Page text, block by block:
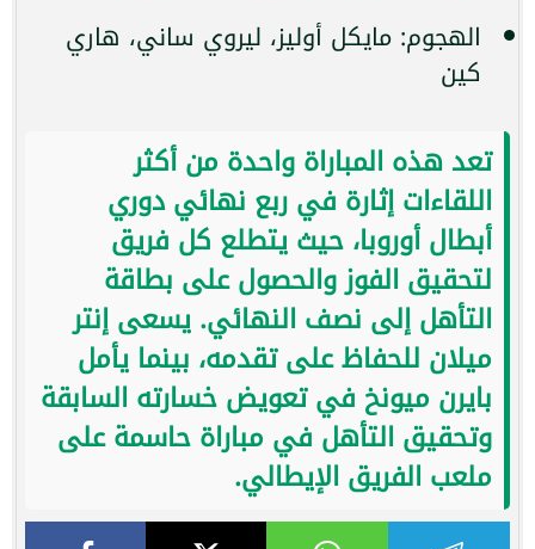
الهجوم: مايكل أوليز، ليروي ساني، هاري
كين
تعد هذه المباراة واحدة من أكثر
اللقاءات إثارة في ربع نهائي دوري
أبطال أوروبا، حيث يتطلع كل فريق
لتحقيق الفوز والحصول على بطاقة
التأهل إلى نصف النهائي. يسعى إنتر
ميلان للحفاظ على تقدمه، بينما يأمل
بايرن ميونخ في تعويض خسارته السابقة
وتحقيق التأهل في مباراة حاسمة على
ملعب الفريق الإيطالي.